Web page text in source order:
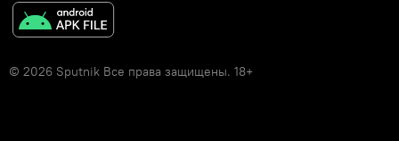
© 2026 Sputnik Все права защищены. 18+